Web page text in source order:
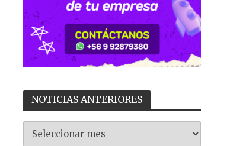
NOTICIAS ANTERIORES
NOTICIAS
ANTERIORES